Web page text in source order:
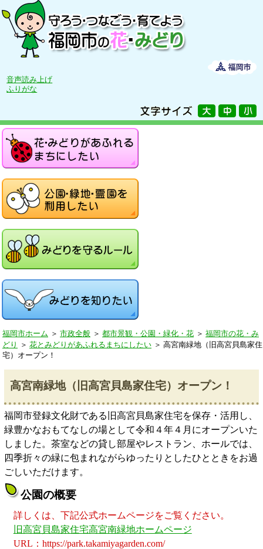
音声読み上げ
ふりがな
福岡市ホーム ＞ 市政全般 ＞ 都市景観・公園・緑化・花 ＞ 福岡市の花・み
どり
＞ 花とみどりがあふれるまちにしたい ＞ 高宮南緑地（旧高宮貝島家住
宅）オープン！
高宮南緑地（旧高宮貝島家住宅）オープン！
福岡市登録文化財である旧高宮貝島家住宅を保存・活用し、
緑豊かなおもてなしの場として令和４年４月にオープンいた
しました。茶室などの貸し部屋やレストラン、ホールでは、
四季折々の緑に包まれながらゆったりとしたひとときをお過
ごしいただけます。
公園の概要
詳しくは、下記公式ホームページをご覧ください。
旧高宮貝島家住宅高宮南緑地ホームページ
URL：https://park.takamiyagarden.com/